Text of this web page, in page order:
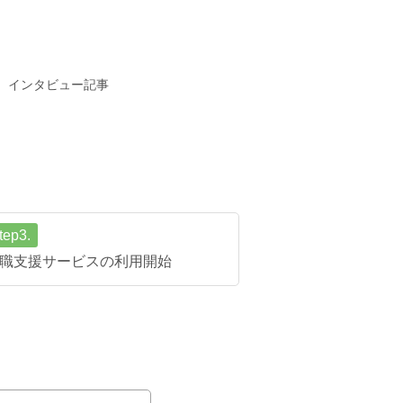
インタビュー記事
支援サービスの利用開始